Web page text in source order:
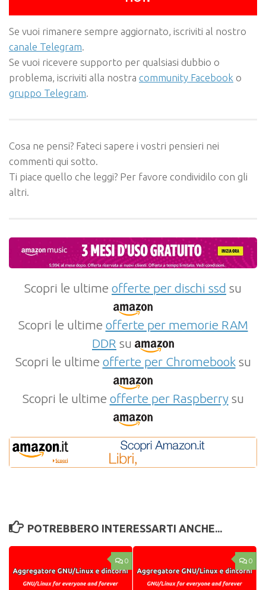
Se vuoi rimanere sempre aggiornato, iscriviti al nostro
canale Telegram.
Se vuoi ricevere supporto per qualsiasi dubbio o
problema, iscriviti alla nostra community Facebook o
gruppo Telegram.
Cosa ne pensi? Fateci sapere i vostri pensieri nei
commenti qui sotto.
Ti piace quello che leggi? Per favore condividilo con gli
altri.
Scopri le ultime offerte per dischi ssd su
Scopri le ultime offerte per memorie RAM
DDR su
Scopri le ultime offerte per Chromebooksu
Scopri le ultime offerte per Raspberrysu
POTREBBERO INTERESSARTI ANCHE...
0 0